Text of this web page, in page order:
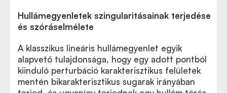
Hullámegyenletek szingularitásainak terjedése
és szóráselmélete
A klasszikus lineáris hullámegyenlet egyik
alapvető tulajdonsága, hogy egy adott pontból
kiinduló perturbáció karakterisztikus felületek
mentén bikarakterisztikus sugarak irányában